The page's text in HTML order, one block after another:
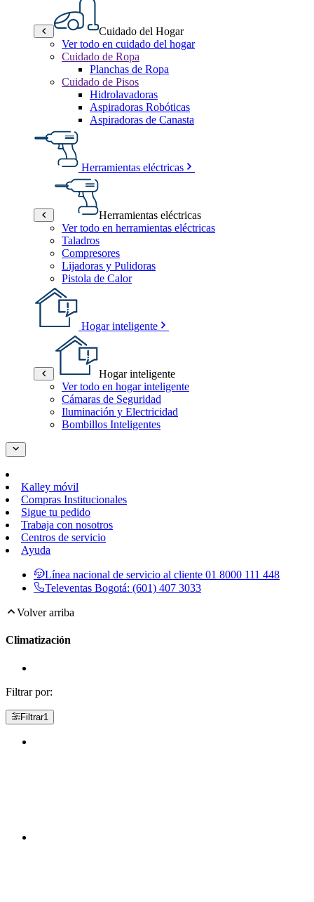
Cuidado del Hogar
Ver todo en cuidado del hogar
Cuidado de Ropa
Planchas de Ropa
Cuidado de Pisos
Hidrolavadoras
Aspiradoras Robóticas
Aspiradoras de Canasta
Herramientas eléctricas
Herramientas eléctricas
Ver todo en herramientas eléctricas
Taladros
Compresores
Lijadoras y Pulidoras
Pistola de Calor
Hogar inteligente
Hogar inteligente
Ver todo en hogar inteligente
Cámaras de Seguridad
Iluminación y Electricidad
Bombillos Inteligentes
Kalley móvil
Compras Institucionales
Sigue tu pedido
Trabaja con nosotros
Centros de servicio
Ayuda
Línea nacional de servicio al cliente 01 8000 111 448
Televentas Bogotá: (601) 407 3033
Volver arriba
Climatización
Filtrar por:
Filtrar1